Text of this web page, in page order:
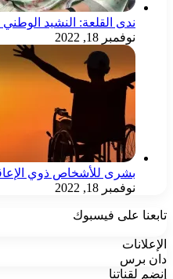
ندى القلعة: النشيد الوطني
نوفمبر 18, 2022
بشرى للأشخاص ذوي
نوفمبر 18, 2022
تابعنا على فيسبوك
الإعلانات
دان برس
إنضم لقناتنا